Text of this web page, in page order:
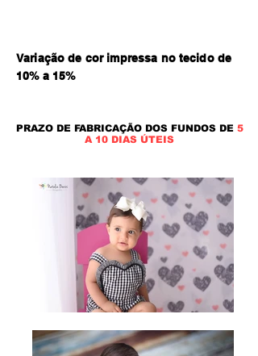
Variação de cor impressa no tecido de
10% a 15%
PRAZO DE FABRICAÇÃO DOS FUNDOS DE 5
A 10 DIAS ÚTEIS